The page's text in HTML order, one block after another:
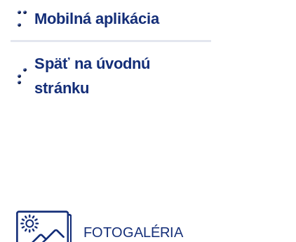
Mobilná aplikácia
Späť na úvodnú
stránku
FOTOGALÉRIA